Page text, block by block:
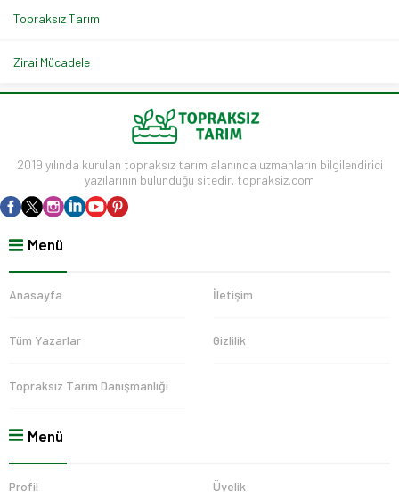
Topraksız Tarım
Zirai Mücadele
2019 yılında kurulan topraksız tarım alanında uzmanların bilgilendirici
yazılarının bulunduğu sitedir. topraksiz.com
Menü
Anasayfa İletişim
Tüm Yazarlar Gizlilik
Topraksız Tarım Danışmanlığı
Menü
Profil Üyelik